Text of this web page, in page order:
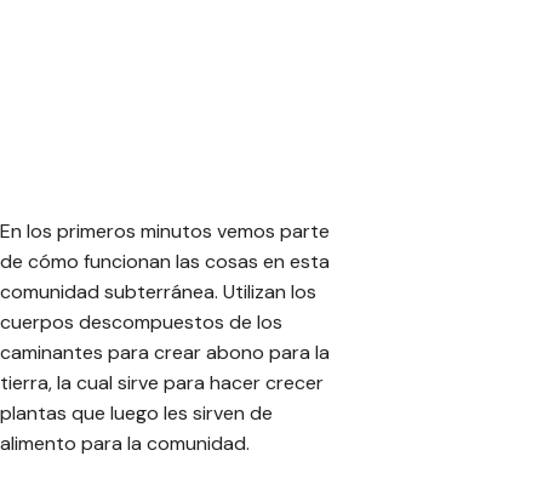
En los primeros minutos vemos parte
de cómo funcionan las cosas en esta
comunidad subterránea. Utilizan los
cuerpos descompuestos de los
caminantes para crear abono para la
tierra, la cual sirve para hacer crecer
plantas que luego les sirven de
alimento para la comunidad.